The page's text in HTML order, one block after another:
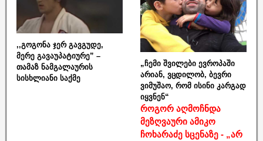
,,გოგონა ჯერ გავგუდე,
მერე გავაუპატიურე” –
თამაზ ნამგალაურის
სისხლიანი საქმე
„ჩემი შვილები ევროპაში
არიან, ვცდილობ, ბევრი
ვიმუშაო, რომ ისინი კარგად
იყვნენ“
როგორ აღმოჩნდა
მეზღვაური ამიკო
ჩოხარაძე სცენაზე - „არ